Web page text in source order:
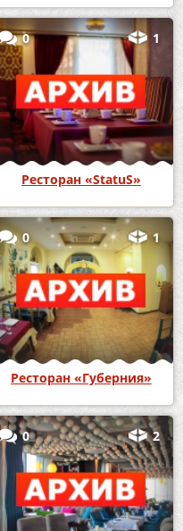
0 1
Ресторан «StatuS»
0 1
Ресторан «Губерния»
0 2